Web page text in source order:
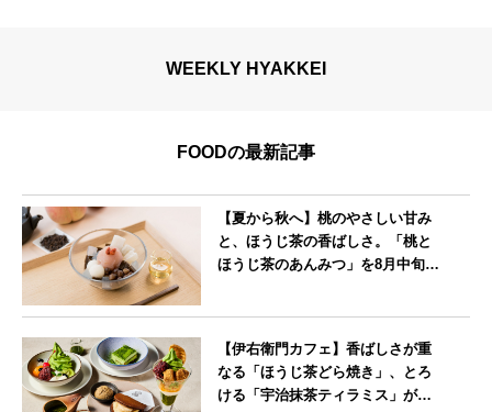
WEEKLY HYAKKEI
FOODの最新記事
【夏から秋へ】桃のやさしい甘み
と、ほうじ茶の香ばしさ。「桃と
ほうじ茶のあんみつ」を8月中旬よ
【伊右衛門カフェ】香ばしさが重
なる「ほうじ茶どら焼き」、とろ
ける「宇治抹茶ティラミス」が新